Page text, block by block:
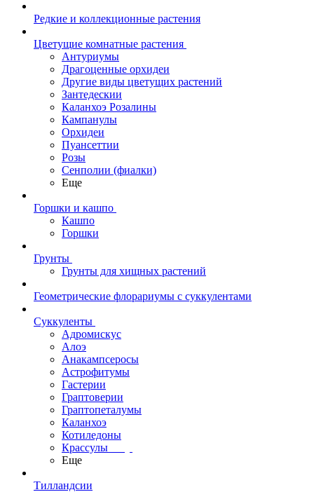
Редкие и коллекционные растения
Цветущие комнатные растения
Антуриумы
Драгоценные орхидеи
Другие виды цветущих растений
Зантедескии
Каланхоэ Розалины
Кампанулы
Орхидеи
Пуансеттии
Розы
Сенполии (фиалки)
Еще
Горшки и кашпо
Кашпо
Горшки
Грунты
Грунты для хищных растений
Геометрические флорариумы с суккулентами
Суккуленты
Адромискус
Алоэ
Анакампсеросы
Астрофитумы
Гастерии
Граптоверии
Граптопеталумы
Каланхоэ
Котиледоны
Крассулы
Еще
Тилландсии